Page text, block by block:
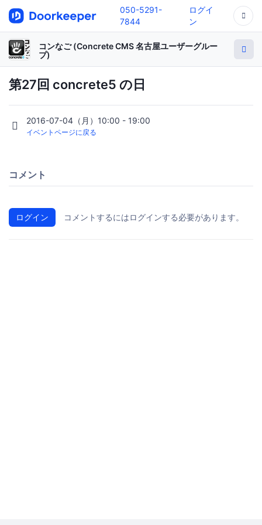
050-5291-
7844
ログイ
ン
コンなご (Concrete CMS 名古屋ユーザーグルー
プ)
第27回 concrete5 の日
2016-07-04（月）10:00 - 19:00
イベントページに戻る
コメント
ログイン コメントするにはログインする必要があります。